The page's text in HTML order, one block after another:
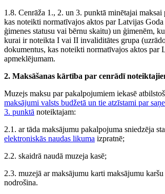
1.8. Cenrāža 1., 2. un 3. punktā minētajai
kas noteikti normatīvajos aktos par Latvijas
ģimenes statusu vai bērnu skaitu) un ģimenēm,
kurai ir noteikta I vai II invaliditātes grupa
dokumentus, kas noteikti normatīvajos aktos par
apmeklējumam.
2. Maksāšanas kārtība par cenrādī
Muzejs maksu par pakalpojumiem iekasē
maksājumi valsts budžetā un tie atzīstami par
3. punktā noteiktajam:
2.1. ar tāda maksājumu pakalpojuma sniedzēja
elektroniskās naudas likuma izpratnē;
2.2. skaidrā naudā muzeja kasē;
2.3. muzejā ar maksājumu karti maksājumu
nodrošina.